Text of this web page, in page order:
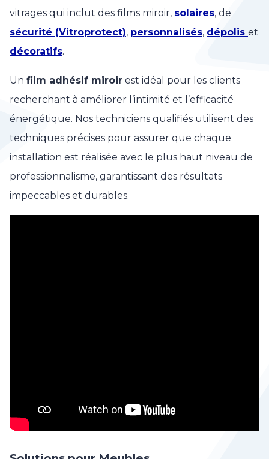
vitrages qui inclut des films miroir, solaires, de
sécurité (Vitroprotect), personnalisés, dépolis et
décoratifs.
Un film adhésif miroir est idéal pour les clients
recherchant à améliorer l’intimité et l’efficacité
énergétique. Nos techniciens qualifiés utilisent des
techniques précises pour assurer que chaque
installation est réalisée avec le plus haut niveau de
professionnalisme, garantissant des résultats
impeccables et durables.